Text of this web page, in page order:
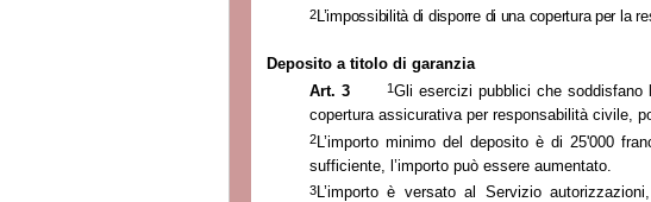
2L’impossibilità di disporre di una copertura per la
Deposito a titolo di garanzia
Art. 3
1Gli esercizi pubblici che
copertura assicurativa per responsabilità civile,
2L’importo minimo del deposito è di 25'000
sufficiente, l’importo può essere aumentato.
3L’importo è versato al Servizio